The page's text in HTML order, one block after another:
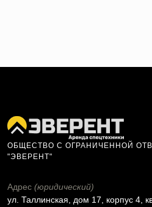
ОБЩЕСТВО С ОГРАНИЧЕННОЙ
"ЭВЕРЕНТ"
Адрес (юридический)
ул. Таллинская, дом 17, корпус 4,